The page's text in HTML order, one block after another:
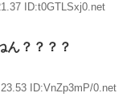
ID:t0GTLSxj0.net
ん？？？？
ID:VnZp3mP/0.net